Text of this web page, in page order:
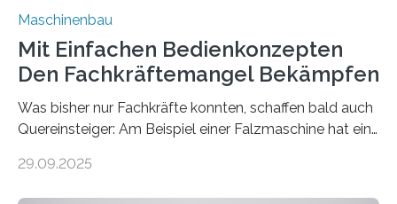
Maschinenbau
Mit Einfachen Bedienkonzepten
Den Fachkräftemangel Bekämpfen
Was bisher nur Fachkräfte konnten, schaffen bald auch
Quereinsteiger: Am Beispiel einer Falzmaschine hat ein
Mensch-Maschine-Schnittstelle so sehr vereinfacht,
29.09.2025